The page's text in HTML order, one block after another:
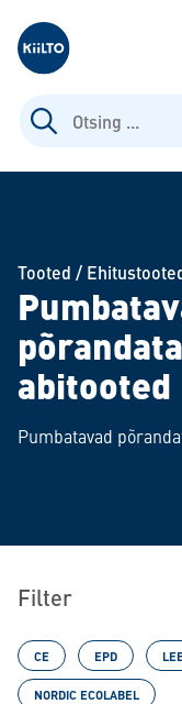
Kiilto Estonia
Otsi:
Tooted /
abitooted
Pumbatavad
Filter
CE EPD
NORDIC ECOLABEL